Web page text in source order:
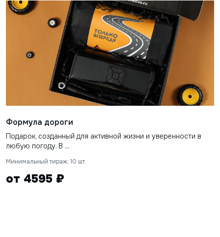
Формула дороги
Подарок, созданный для активной жизни и уверенности в
любую погоду. В ...
Минимальный тираж: 10 шт.
от 4595 ₽